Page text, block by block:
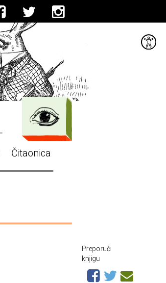
Čitaonica
Preporuči
knjigu